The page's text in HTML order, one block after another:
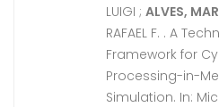
LUIGI ; ALVES,
RAFAEL F. . A
Framework for
Processing-in-
Simulation. In: